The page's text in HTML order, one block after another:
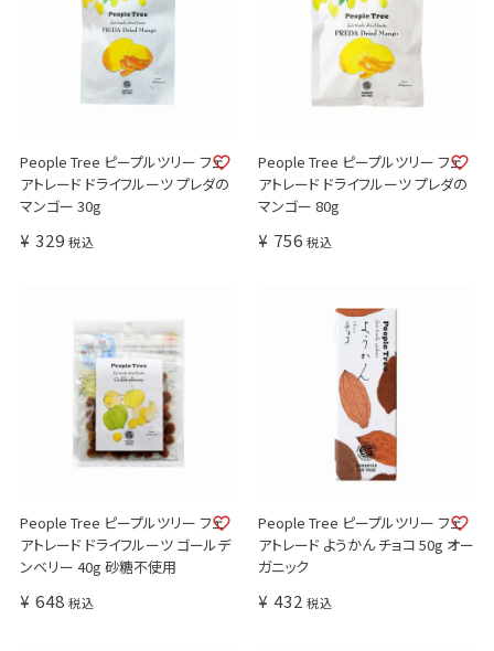
People Tree ピープルツリー フェ
アトレード ドライフルーツ プレダの
マンゴー 30g
¥ 329 税込
People Tree ピープルツリー フェ
アトレード ドライフルーツ プレダの
マンゴー 80g
¥ 756 税込
People Tree ピープルツリー フェ
アトレード ドライフルーツ ゴールデ
ンベリー 40g 砂糖不使用
¥ 648 税込
People Tree ピープルツリー フェ
アトレード ようかん チョコ 50g オー
ガニック
¥ 432 税込